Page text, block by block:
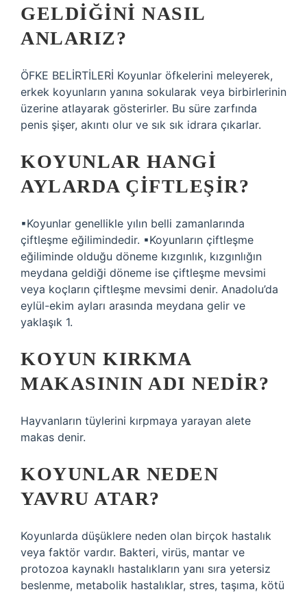
GELDIĞINI NASIL
ANLARIZ?
ÖFKE BELİRTİLERİ Koyunlar öfkelerini meleyerek,
erkek koyunların yanına sokularak veya birbirlerinin
üzerine atlayarak gösterirler. Bu süre zarfında
penis şişer, akıntı olur ve sık sık idrara çıkarlar.
KOYUNLAR HANGI
AYLARDA ÇIFTLEŞIR?
▪Koyunlar genellikle yılın belli zamanlarında
çiftleşme eğilimindedir. ▪Koyunların çiftleşme
eğiliminde olduğu döneme kızgınlık, kızgınlığın
meydana geldiği döneme ise çiftleşme mevsimi
veya koçların çiftleşme mevsimi denir. Anadolu’da
eylül-ekim ayları arasında meydana gelir ve
yaklaşık 1.
KOYUN KIRKMA
MAKASININ ADI NEDIR?
Hayvanların tüylerini kırpmaya yarayan alete
makas denir.
KOYUNLAR NEDEN
YAVRU ATAR?
Koyunlarda düşüklere neden olan birçok hastalık
veya faktör vardır. Bakteri, virüs, mantar ve
protozoa kaynaklı hastalıkların yanı sıra yetersiz
beslenme, metabolik hastalıklar, stres, taşıma, kötü